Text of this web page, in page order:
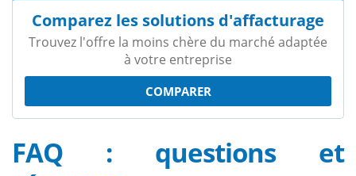
Comparez les solutions d'affacturage
Trouvez l'offre la moins chère du marché adaptée
à votre entreprise
COMPARER
FAQ : questions et